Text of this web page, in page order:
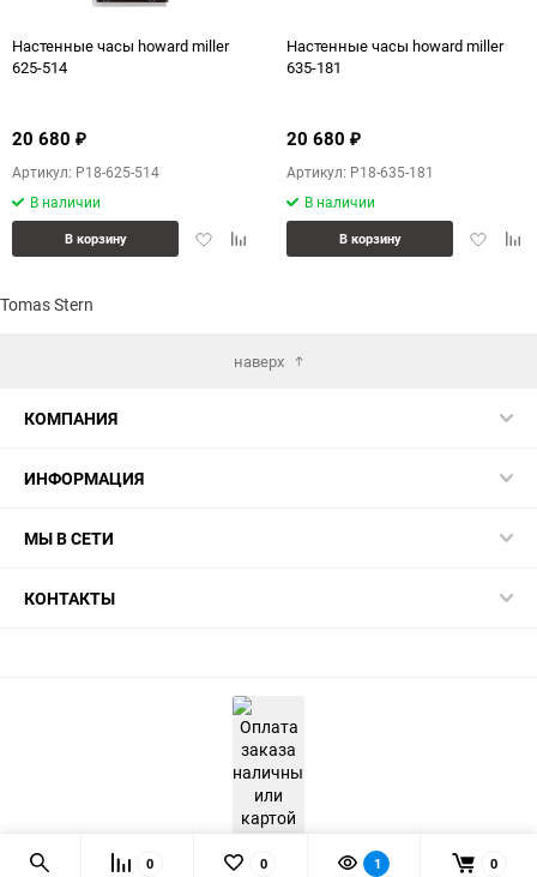
Настенные часы howard miller
625-514
20 680 ₽
Артикул: P18-625-514
В наличии
ДобавитьДобавить
В корзину
Настенные часы howard miller
635-181
20 680 ₽
Артикул: P18-635-181
В наличии
В корзину
Tomas Stern
наверх
КОМПАНИЯ
ИНФОРМАЦИЯ
МЫ В СЕТИ
КОНТАКТЫ
0 0 1 0